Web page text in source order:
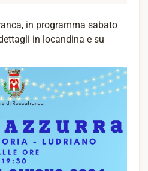
in programma sabato
in locandina e su